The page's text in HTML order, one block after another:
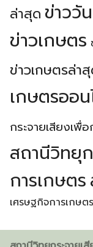
ล่าสุด ข่าววั
ข่าวเกษตร
ข่าวเกษตรล่า
เกษตรออ
กระจายเสียงเพื่
สถานีวิทยุ
การเกษตร
เศรษฐกิจการเกษตร